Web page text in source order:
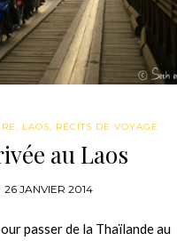
LAOS RÉCITS DE VOYAGE
au Laos
26 JANVIER 2014
passer de la Thaïlande au